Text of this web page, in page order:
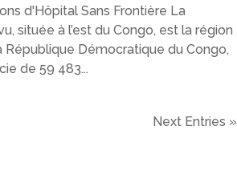
d'Hôpital Sans Frontière La
située à l’est du Congo, est la région
Démocratique du Congo,
de 59 483...
Next Entries »